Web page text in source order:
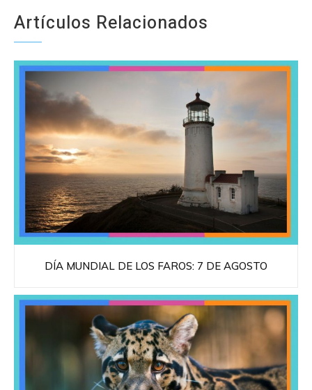
Artículos Relacionados
DÍA MUNDIAL DE LOS FAROS: 7 DE AGOSTO